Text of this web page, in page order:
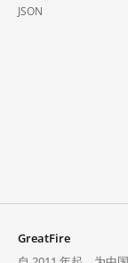
JSON
GreatFire